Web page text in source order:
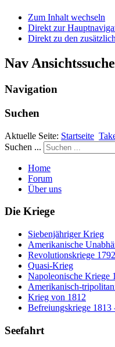
Zum Inhalt wechseln
Direkt zur
Direkt zu den
Nav Ansichtssuche
Navigation
Suchen
Aktuelle Seite: Startseite
Suchen ...
Home
Forum
Über uns
Die Kriege
Siebenjähriger Krieg
Amerikanische
Revolutionskriege
Quasi-Krieg
Napoleonische Kriege
Amerikanisch-
Krieg von 1812
Befreiungskriege 1813
Seefahrt